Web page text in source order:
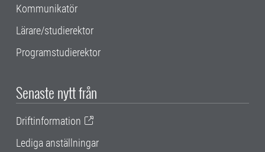
Kommunikatör
Lärare/studierektor
Programstudierektor
Senaste nytt från
Driftinformation
Lediga anställningar